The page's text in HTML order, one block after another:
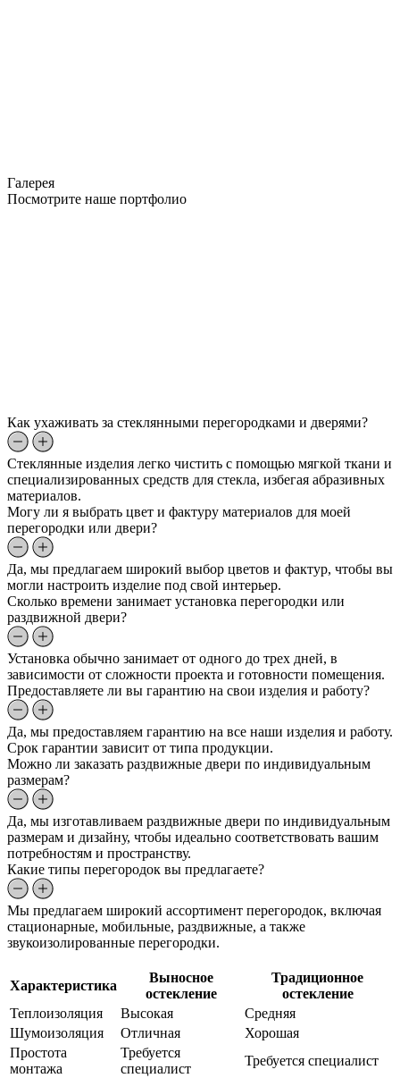
Галерея
Посмотрите наше портфолио
Как ухаживать за стеклянными перегородками и дверями?
Стеклянные изделия легко чистить с помощью мягкой ткани и
специализированных средств для стекла, избегая абразивных
материалов.
Могу ли я выбрать цвет и фактуру материалов для моей
перегородки или двери?
Да, мы предлагаем широкий выбор цветов и фактур, чтобы вы
могли настроить изделие под свой интерьер.
Сколько времени занимает установка перегородки или
раздвижной двери?
Установка обычно занимает от одного до трех дней, в
зависимости от сложности проекта и готовности помещения.
Предоставляете ли вы гарантию на свои изделия и работу?
Да, мы предоставляем гарантию на все наши изделия и работу.
Срок гарантии зависит от типа продукции.
Можно ли заказать раздвижные двери по индивидуальным
размерам?
Да, мы изготавливаем раздвижные двери по индивидуальным
размерам и дизайну, чтобы идеально соответствовать вашим
потребностям и пространству.
Какие типы перегородок вы предлагаете?
Мы предлагаем широкий ассортимент перегородок, включая
стационарные, мобильные, раздвижные, а также
звукоизолированные перегородки.
Характеристика
Выносное
остекление
Традиционное
остекление
Теплоизоляция
Высокая
Средняя
Шумоизоляция
Отличная
Хорошая
Простота
монтажа
Требуется
специалист
Требуется специалист